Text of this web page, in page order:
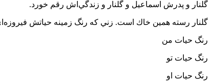
گلنار و پدرش اسماعيل و گلنار و زندگي‌اش رقم خورد.
گلنار رسته همين خاك است. زني كه رنگ زمينه حياتش
رنگ حيات من
رنگ حيات تو
رنگ حيات او